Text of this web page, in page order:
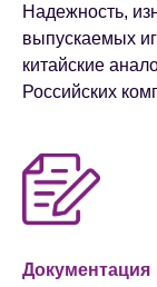
Надежность,
выпускаемых
китайские
Российских
Документация